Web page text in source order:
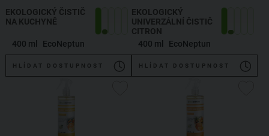
EKOLOGICKÝ ČISTIČ
NA KUCHYNĚ
400 ml EcoNeptun
HLÍDAT DOSTUPNOST
EKOLOGICKÝ
UNIVERZÁLNÍ ČISTIČ
CITRON
400 ml
EcoNeptun
HLÍDAT DOSTUPNOST